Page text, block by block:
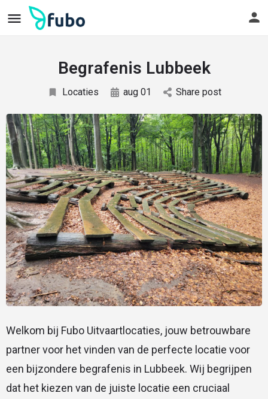
Begrafenis Lubbeek
Locaties aug 01 Share post
Welkom bij Fubo Uitvaartlocaties, jouw betrouwbare
partner voor het vinden van de perfecte locatie voor
een bijzondere begrafenis in Lubbeek. Wij begrijpen
dat het kiezen van de juiste locatie een cruciaal